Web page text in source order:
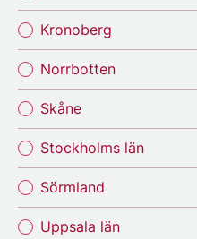
Kronoberg
Norrbotten
Skåne
Stockholms län
Sörmland
Uppsala län